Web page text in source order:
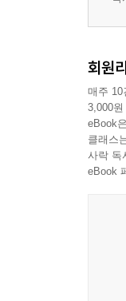
회원
매주 10
3,000
eBook
클래스
사락 독
eBook